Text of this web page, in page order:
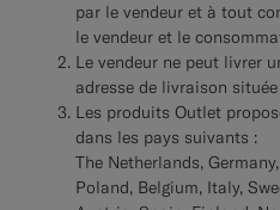
par le vendeur et à tout
le vendeur et le
Le vendeur ne peut livrer
adresse de livraison
Les produits Outlet
dans les pays suivants :
The Netherlands,
Poland, Belgium, Italy,